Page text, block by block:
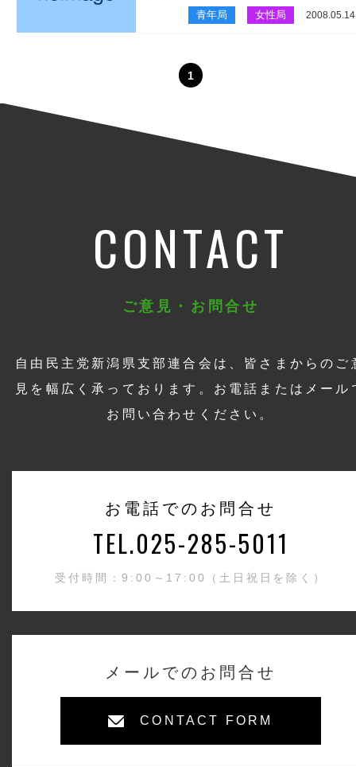
青年局 女性局 2008.05.14
1
CONTACT
ご意見・お問合せ
自由民主党新潟県支部連合会は、皆さまからのご
見を幅広く承っております。お電話またはメール
お問い合わせください。
お電話でのお問合せ
TEL.025-285-5011
受付時間：9:00～17:00（土日祝日を除く）
メールでのお問合せ
CONTACT FORM